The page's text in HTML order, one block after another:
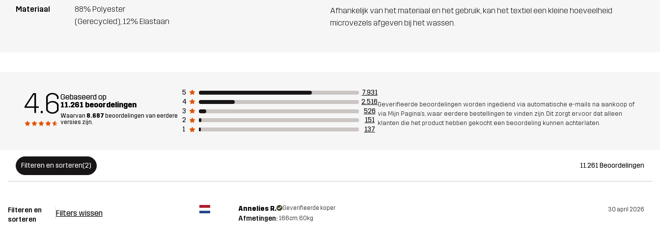
Materiaal
88% Polyester
(Gerecycled), 12% Elastaan
Afhankelijk van het materiaal en het gebruik, kan het textiel een kleine hoeveelheid
microvezels afgeven bij het wassen.
4.6Gebaseerd op
11.261 beoordelingen
Waarvan 8.687 beoordelingen van eerdere
versies zijn.
5
7.931
4
2.516
3
526
2
151
1
137
Geverifieerde beoordelingen worden ingediend via automatische e-mails na aankoop of
via Mijn Pagina's, waar eerdere bestellingen te vinden zijn. Dit zorgt ervoor dat alleen
klanten die het product hebben gekocht een beoordeling kunnen achterlaten.
Filteren en sorteren(2) 11.261 Beoordelingen
Filteren en
sorteren
Filters wissen Annelies R. Geverifieerde koper 30 april 2026
Afmetingen: 166cm, 60kg